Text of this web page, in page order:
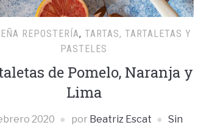
REPOSTERÍA, TARTAS, TARTALETAS Y
PASTELES
de Pomelo, Naranja y
Lima
2020 por Beatriz Escat
Sin